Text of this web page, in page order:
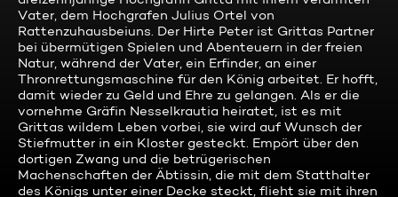
Vater, dem Hochgrafen Julius Ortel von
Rattenzuhausbeiuns. Der Hirte Peter ist Grittas Partner
bei übermütigen Spielen und Abenteuern in der freien
Natur, während der Vater, ein Erfinder, an einer
Thronrettungsmaschine für den König arbeitet. Er hofft,
damit wieder zu Geld und Ehre zu gelangen. Als er die
vornehme Gräfin Nesselkrautia heiratet, ist es mit
Grittas wildem Leben vorbei, sie wird auf Wunsch der
Stiefmutter in ein Kloster gesteckt. Empört über den
dortigen Zwang und die betrügerischen
Machenschaften der Äbtissin, die mit dem Statthalter
des Königs unter einer Decke steckt, flieht sie mit ihren